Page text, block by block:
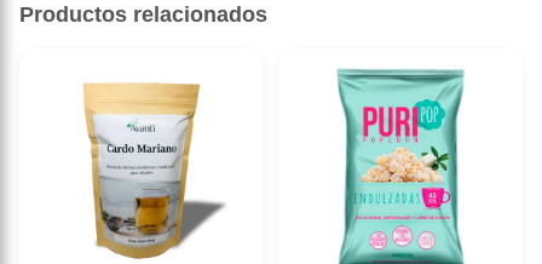
Productos relacionados